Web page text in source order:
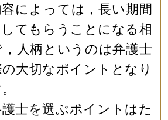
によっては，長い期間
てもらうことになる相
人柄というのは弁護士
大切なポイントとなり
士を選ぶポイントはた